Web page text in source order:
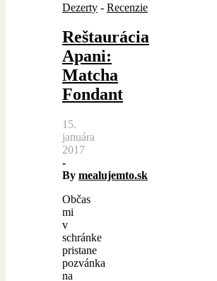
Dezerty - Recenzie
Reštaurácia
Apani:
Matcha
Fondant
15.
januára
2017
-
By mealujemto.sk
Občas
mi
v
schránke
pristane
pozvánka
na